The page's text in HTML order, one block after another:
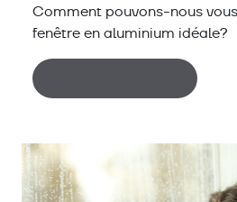
Comment pouvons-nous
fenêtre en aluminium idéale?